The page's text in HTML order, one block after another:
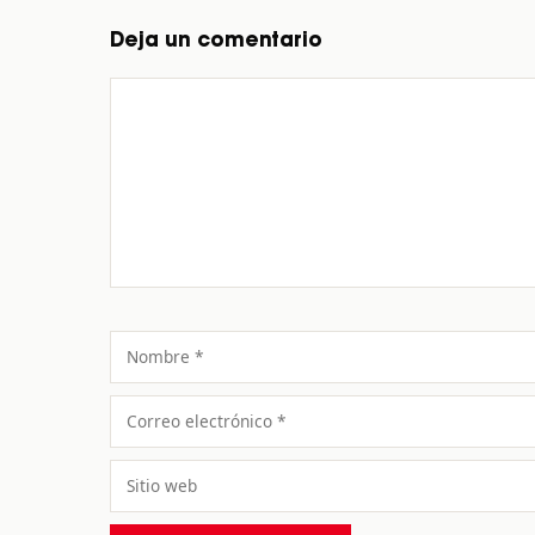
Deja un comentario
Nombre
Correo
electrónico
Sitio
web